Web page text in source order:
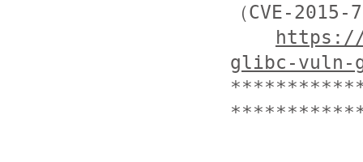
（CVE-2015-
glibc-vuln-